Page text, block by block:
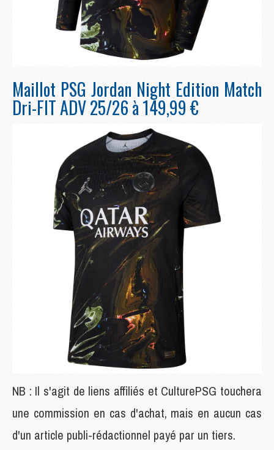
Maillot PSG Jordan Night Edition Match
Dri-FIT ADV 25/26 à 149,99 €
NB : Il s'agit de liens affiliés et CulturePSG touchera
une commission en cas d'achat, mais en aucun cas
d'un article publi-rédactionnel payé par un tiers.